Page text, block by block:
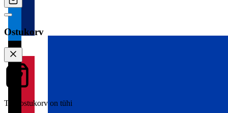
Ostukorv
Teie ostukorv on tühi